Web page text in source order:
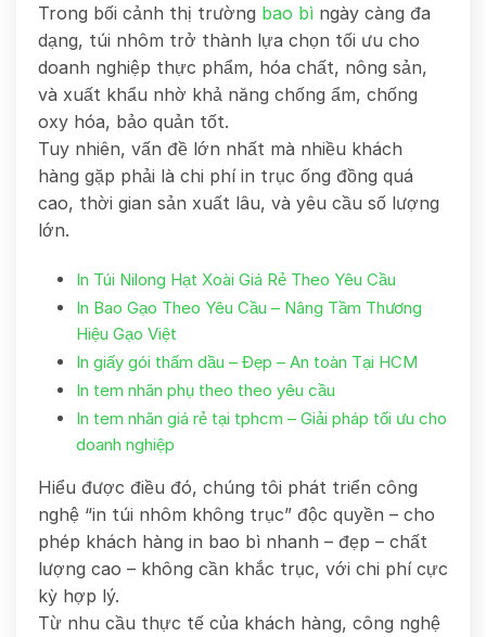
Trong bối cảnh thị trường bao bì ngày càng đa
dạng, túi nhôm trở thành lựa chọn tối ưu cho
doanh nghiệp thực phẩm, hóa chất, nông sản,
và xuất khẩu nhờ khả năng chống ẩm, chống
oxy hóa, bảo quản tốt.
Tuy nhiên, vấn đề lớn nhất mà nhiều khách
hàng gặp phải là chi phí in trục ống đồng quá
cao, thời gian sản xuất lâu, và yêu cầu số lượng
lớn.
In Túi Nilong Hạt Xoài Giá Rẻ Theo Yêu Cầu
In Bao Gạo Theo Yêu Cầu – Nâng Tầm Thương
Hiệu Gạo Việt
In giấy gói thấm dầu – Đẹp – An toàn Tại HCM
In tem nhãn phụ theo theo yêu cầu
In tem nhãn giá rẻ tại tphcm – Giải pháp tối ưu cho
doanh nghiệp
Hiểu được điều đó, chúng tôi phát triển công
nghệ “in túi nhôm không trục” độc quyền – cho
phép khách hàng in bao bì nhanh – đẹp – chất
lượng cao – không cần khắc trục, với chi phí cực
kỳ hợp lý.
Từ nhu cầu thực tế của khách hàng, công nghệ